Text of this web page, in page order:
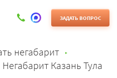
ЗАДАТЬ ВОПРОС
негабарит
Негабарит Казань Тула